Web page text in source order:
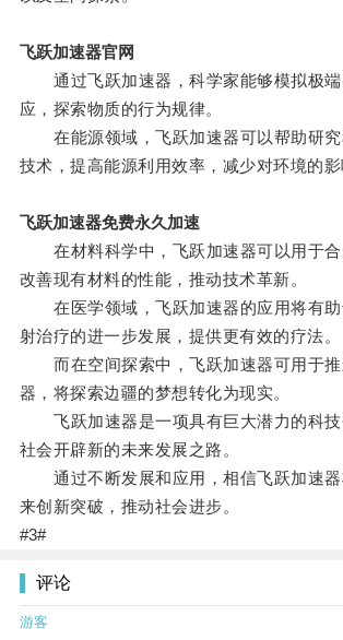
飞跃加速器官网
通过飞跃加速器，科学家能够模拟极端
应，探索物质的行为规律。
在能源领域，飞跃加速器可以帮助研究
技术，提高能源利用效率，减少对环境的影
飞跃加速器免费永久加速
在材料科学中，飞跃加速器可以用于合
改善现有材料的性能，推动技术革新。
在医学领域，飞跃加速器的应用将有助
射治疗的进一步发展，提供更有效的疗法。
而在空间探索中，飞跃加速器可用于推
器，将探索边疆的梦想转化为现实。
飞跃加速器是一项具有巨大潜力的科技
社会开辟新的未来发展之路。
通过不断发展和应用，相信飞跃加速器
来创新突破，推动社会进步。
#3#
评论
游客